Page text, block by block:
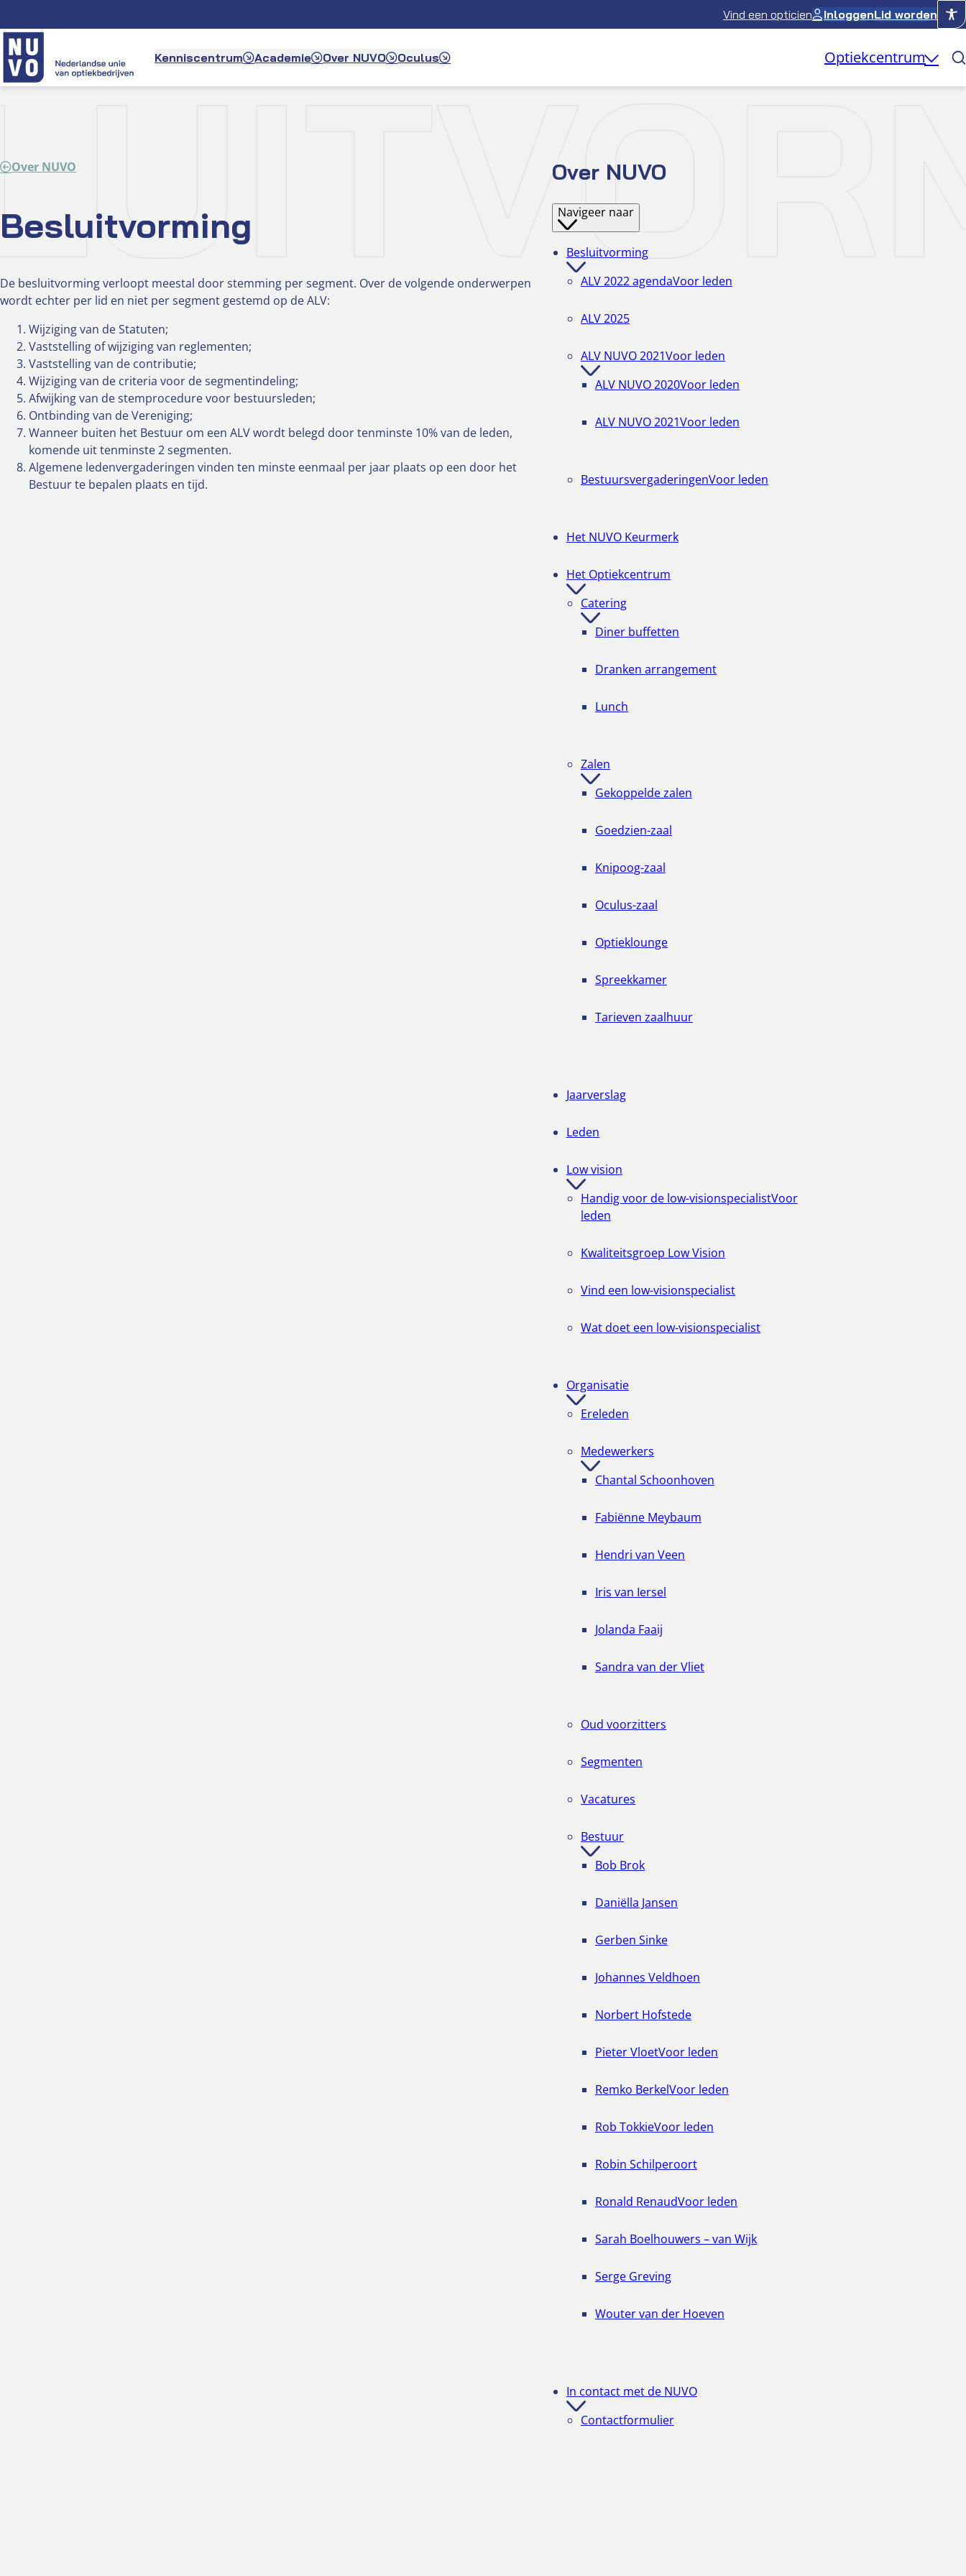
naar
de
inhoud
Vind een opticien InloggenLid worden
Kenniscentrum Academie Over NUVO Oculus Optiekcentrum
Over NUVO
Besluitvorming
De besluitvorming verloopt meestal door stemming per segment. Over de volgende onderwerpen
wordt echter per lid en niet per segment gestemd op de ALV:
Wijziging van de Statuten;
Vaststelling of wijziging van reglementen;
Vaststelling van de contributie;
Wijziging van de criteria voor de segmentindeling;
Afwijking van de stemprocedure voor bestuursleden;
Ontbinding van de Vereniging;
Wanneer buiten het Bestuur om een ALV wordt belegd door tenminste 10% van de leden,
komende uit tenminste 2 segmenten.
Algemene ledenvergaderingen vinden ten minste eenmaal per jaar plaats op een door het
Bestuur te bepalen plaats en tijd.
Over NUVO
Navigeer naar
Besluitvorming
ALV 2022 agendaVoor leden
ALV 2025
ALV NUVO 2021Voor leden
ALV NUVO 2020Voor leden
ALV NUVO 2021Voor leden
BestuursvergaderingenVoor leden
Het NUVO Keurmerk
Het Optiekcentrum
Catering
Diner buffetten
Dranken arrangement
Lunch
Zalen
Gekoppelde zalen
Goedzien-zaal
Knipoog-zaal
Oculus-zaal
Optieklounge
Spreekkamer
Tarieven zaalhuur
Jaarverslag
Leden
Low vision
Handig voor de low-visionspecialistVoor
leden
Kwaliteitsgroep Low Vision
Vind een low-visionspecialist
Wat doet een low-visionspecialist
Organisatie
Ereleden
Medewerkers
Chantal Schoonhoven
Fabiënne Meybaum
Hendri van Veen
Iris van Iersel
Jolanda Faaij
Sandra van der Vliet
Oud voorzitters
Segmenten
Vacatures
Bestuur
Bob Brok
Daniëlla Jansen
Gerben Sinke
Johannes Veldhoen
Norbert Hofstede
Pieter VloetVoor leden
Remko BerkelVoor leden
Rob TokkieVoor leden
Robin Schilperoort
Ronald RenaudVoor leden
Sarah Boelhouwers – van Wijk
Serge Greving
Wouter van der Hoeven
In contact met de NUVO
Contactformulier